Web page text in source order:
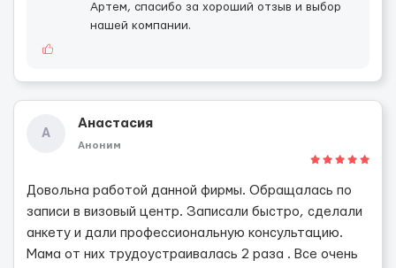
Артем, спасибо за хороший отзыв и выбор
нашей компании.
А
Анастасия
Аноним
Довольна работой данной фирмы. Обращалась по
записи в визовый центр. Записали быстро, сделали
анкету и дали профессиональную консультацию.
Мама от них трудоустраивалась 2 раза . Все очень